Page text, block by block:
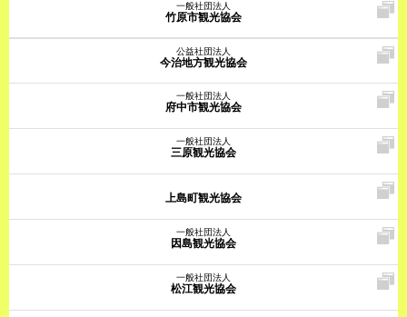
一般社団法人
竹原市観光協会
公益社団法人
今治地方観光協会
一般社団法人
府中市観光協会
一般社団法人
三原観光協会
上島町観光協会
一般社団法人
因島観光協会
一般社団法人
松江観光協会